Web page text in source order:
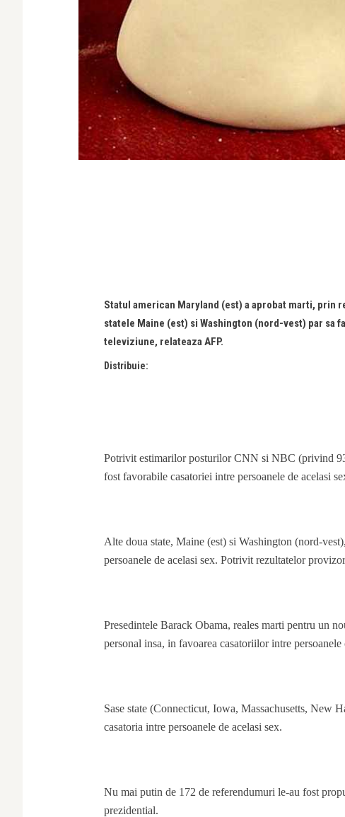
Statul american Maryland (est) a aprobat marti, prin
statele Maine (est) si Washington (nord-vest) par
televiziune, relateaza AFP.
Distribuie:
Potrivit estimarilor posturilor CNN si NBC (privind
fost favorabile casatoriei intre persoanele de acelasi
Alte doua state, Maine (est) si Washington (nord-
persoanele de acelasi sex. Potrivit rezultatelor
Presedintele Barack Obama, reales marti pentru un
personal insa, in favoarea casatoriilor intre
Sase state (Connecticut, Iowa, Massachusetts, New
casatoria intre persoanele de acelasi sex.
Nu mai putin de 172 de referendumuri le-au fost
prezidential.